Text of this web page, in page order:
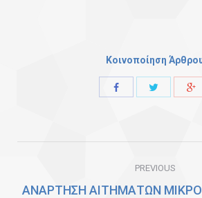
Κοινοποίηση
PREVIOUS
ΑΝΑΡΤΗΣΗ ΑΙΤΗΜΑΤΩΝ